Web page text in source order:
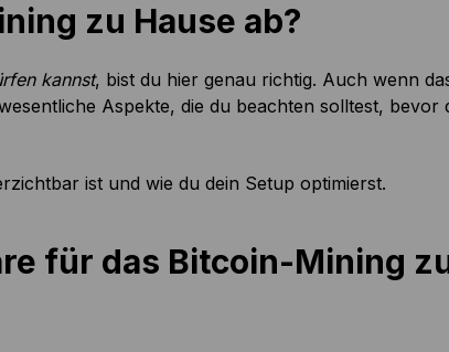
zu Hause ab?
kannst, bist du hier genau richtig. Auch wenn
Aspekte, die du beachten solltest, bevor
ist und wie du dein Setup optimierst.
für das Bitcoin-Mining